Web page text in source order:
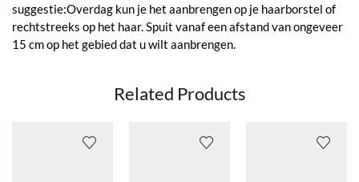
suggestie:Overdag kun je het aanbrengen op je haarborstel of
rechtstreeks op het haar. Spuit vanaf een afstand van ongeveer
15 cm op het gebied dat u wilt aanbrengen.
Related Products